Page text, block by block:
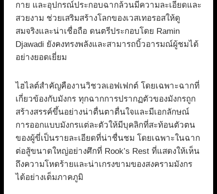
กาย และอุปกรณ์ประกอบฉากล้วนมีความละเอียดและ
สวยงาม ช่วยเสริมสร้างโลกของเวสเทอรอสให้ดู
สมจริงและน่าเชื่อถือ ดนตรีประกอบโดย Ramin
Djawadi ยังคงทรงพลังและสามารถบิ้วอารมณ์ผู้ชมได้
อย่างยอดเยี่ยม
ไฮไลต์สำคัญคืองานวิชวลเอฟเฟกต์ โดยเฉพาะฉากที่
เกี่ยวข้องกับมังกร ทุกฉากการปรากฏตัวของมังกรถูก
สร้างสรรค์ขึ้นอย่างน่าตื่นตาตื่นใจและมีเอกลักษณ์
การออกแบบมังกรแต่ละตัวให้มีบุคลิกที่สะท้อนตัวตน
ของผู้ขี่เป็นรายละเอียดที่น่าชื่นชม โดยเฉพาะในฉาก
ต่อสู้ขนาดใหญ่อย่างศึกที่ Rook’s Rest ที่แสดงให้เห็น
ถึงความโหดร้ายและน่าเกรงขามของสงครามมังกร
ได้อย่างเต็มภาคภูมิ